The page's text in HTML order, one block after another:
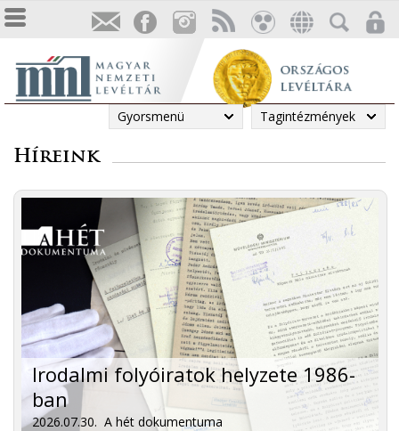
Gyorsmenü Tagintézmények
Híreink
Irodalmi folyóiratok helyzete 1986-
ban
2026.07.30. A hét dokumentuma